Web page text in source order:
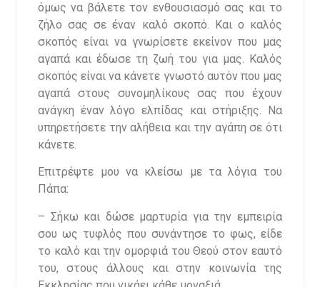
όμως να βάλετε τον ενθουσιασμό σας και το
ζήλο σας σε έναν καλό σκοπό. Και ο καλός
σκοπός είναι να γνωρίσετε εκείνον που μας
αγαπά και έδωσε τη ζωή του για μας. Καλός
σκοπός είναι να κάνετε γνωστό αυτόν που μας
αγαπά στους συνομηλίκους σας που έχουν
ανάγκη έναν λόγο ελπίδας και στήριξης. Να
υπηρετήσετε την αλήθεια και την αγάπη σε ότι
κάνετε.
Επιτρέψτε μου να κλείσω με τα λόγια του
Πάπα:
– Σήκω και δώσε μαρτυρία για την εμπειρία
σου ως τυφλός που συνάντησε το φως, είδε
το καλό και την ομορφιά του Θεού στον εαυτό
του, στους άλλους και στην κοινωνία της